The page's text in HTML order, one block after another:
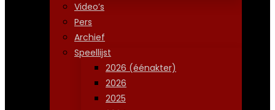
Video’s
Pers
Archief
Speellijst
2026 (éénakter)
2026
2025